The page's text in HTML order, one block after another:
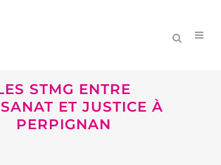
STMG ENTRE
ET JUSTICE À
PERPIGNAN